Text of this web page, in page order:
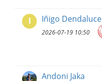
I Iñigo Dendaluce
2026-07-19 10:50
Andoni Jaka